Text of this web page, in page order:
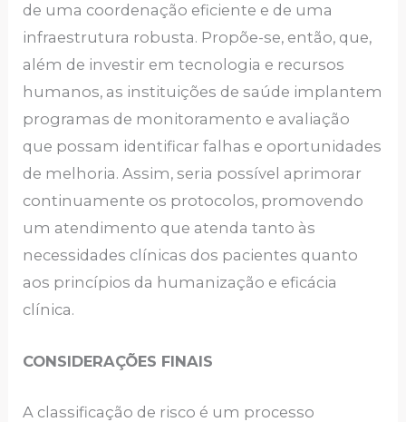
de uma coordenação eficiente e de uma
infraestrutura robusta. Propõe-se, então, que,
além de investir em tecnologia e recursos
humanos, as instituições de saúde implantem
programas de monitoramento e avaliação
que possam identificar falhas e oportunidades
de melhoria. Assim, seria possível aprimorar
continuamente os protocolos, promovendo
um atendimento que atenda tanto às
necessidades clínicas dos pacientes quanto
aos princípios da humanização e eficácia
clínica.
CONSIDERAÇÕES FINAIS
A classificação de risco é um processo